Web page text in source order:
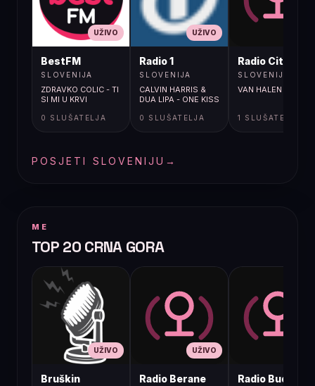
UŽIVO
BestFM
SLOVENIJA
ZDRAVKO COLIC - TI
SI MI U KRVI
0 SLUŠATELJA
UŽIVO
Radio 1
SLOVENIJA
CALVIN HARRIS &
DUA LIPA - ONE KISS
0 SLUŠATELJA
Radio City
SLOVENIJA
VAN HALEN / JUMP_
1 SLUŠATELJA
POSJETI SLOVENIJU →
ME
TOP 20 CRNA GORA
UŽIVO
Bruškin
UŽIVO
Radio Berane Radio Budva